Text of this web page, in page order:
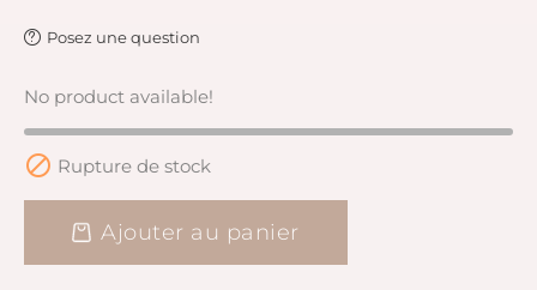
Posez une question
No product available!
 Rupture de stock
Ajouter au panier